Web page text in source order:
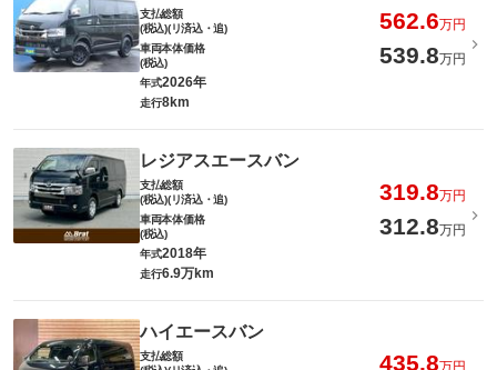
支払総額
(税込)(リ済込・追)
562.6万円
車両本体価格
(税込)
539.8万円
年式2026年
走行8km
レジアスエースバン
支払総額
(税込)(リ済込・追)
319.8万円
車両本体価格
(税込)
312.8万円
年式2018年
走行6.9万km
ハイエースバン
支払総額
435.8万円